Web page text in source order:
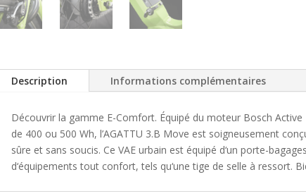
Description Informations complémentaires
Découvrir la gamme E-Comfort. Équipé du moteur Bosch
de 400 ou 500 Wh, l’AGATTU 3.B Move est soigneusement
sûre et sans soucis. Ce VAE urbain est équipé d‘un porte-
d‘équipements tout confort, tels qu‘une tige de selle à ressort.